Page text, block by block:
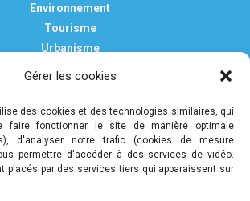
Gérer les cookies
des cookies et des technologies similaires, qui
faire fonctionner le site de manière optimale
d'analyser notre trafic (cookies de mesure
permettre d'accéder à des services de vidéo.
placés par des services tiers qui apparaissent sur
Environnement
Tourisme
Urbanisme
Mentions légales
et de protection des données
personnelles